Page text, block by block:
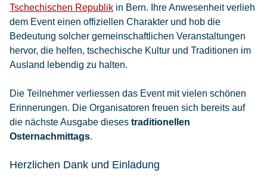
Tschechischen Republik in Bern. Ihre Anwesenheit verlieh
dem Event einen offiziellen Charakter und hob die
Bedeutung solcher gemeinschaftlichen Veranstaltungen
hervor, die helfen, tschechische Kultur und Traditionen im
Ausland lebendig zu halten.
Die Teilnehmer verliessen das Event mit vielen schönen
Erinnerungen. Die Organisatoren freuen sich bereits auf
die nächste Ausgabe dieses traditionellen
Osternachmittags.
Herzlichen Dank und Einladung